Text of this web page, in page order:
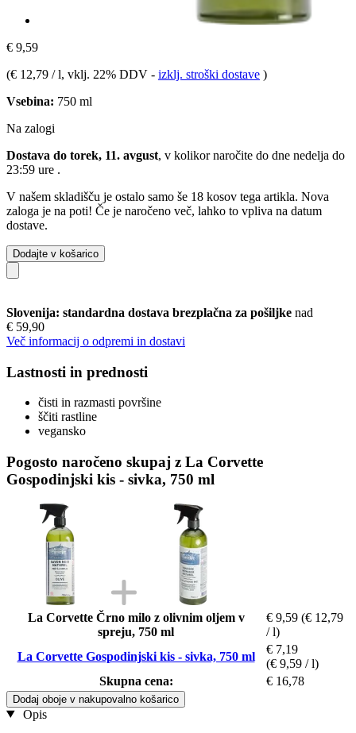
€ 9,59
(€ 12,79 / l, vklj. 22% DDV - izklj. stroški dostave )
Vsebina: 750 ml
Na zalogi
Dostava do torek, 11. avgust, v kolikor naročite do dne nedelja do
23:59 ure .
V našem skladišču je ostalo samo še 18 kosov tega artikla. Nova
zaloga je na poti! Če je naročeno več, lahko to vpliva na datum
dostave.
Dodajte v košarico
Slovenija: standardna dostava brezplačna za pošiljke nad
€ 59,90
Več informacij o odpremi in dostavi
Lastnosti in prednosti
čisti in razmasti površine
ščiti rastline
vegansko
Pogosto naročeno skupaj z La Corvette
Gospodinjski kis - sivka, 750 ml
La Corvette Črno milo z olivnim oljem v
spreju, 750 ml
€ 9,59 (€ 12,79
/ l)
La Corvette Gospodinjski kis - sivka, 750 ml
€ 7,19
(€ 9,59 / l)
Skupna cena:
€ 16,78
Dodaj oboje v nakupovalno košarico
Opis